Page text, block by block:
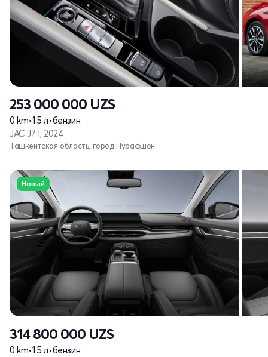
253 000 000 UZS
0 km•1.5 л•бензин
JAC J7 I, 2024
Ташкентская область, город Нурафшон
Новый
314 800 000 UZS
0 km•1.5 л•бензин